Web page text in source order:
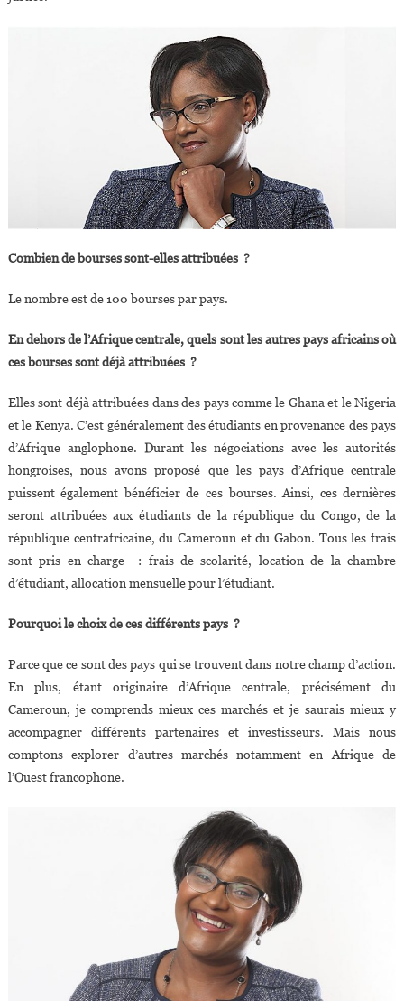
Combien de bourses sont-elles attribuées ?
Le nombre est de 100 bourses par pays.
En dehors de l’Afrique centrale, quels sont les autres pays africains où
ces bourses sont déjà attribuées ?
Elles sont déjà attribuées dans des pays comme le Ghana et le Nigeria
et le Kenya. C’est généralement des étudiants en provenance des pays
d’Afrique anglophone. Durant les négociations avec les autorités
hongroises, nous avons proposé que les pays d’Afrique centrale
puissent également bénéficier de ces bourses. Ainsi, ces dernières
seront attribuées aux étudiants de la république du Congo, de la
république centrafricaine, du Cameroun et du Gabon. Tous les frais
sont pris en charge : frais de scolarité, location de la chambre
d’étudiant, allocation mensuelle pour l’étudiant.
Pourquoi le choix de ces différents pays ?
Parce que ce sont des pays qui se trouvent dans notre champ d’action.
En plus, étant originaire d’Afrique centrale, précisément du
Cameroun, je comprends mieux ces marchés et je saurais mieux y
accompagner différents partenaires et investisseurs. Mais nous
comptons explorer d’autres marchés notamment en Afrique de
l’Ouest francophone.